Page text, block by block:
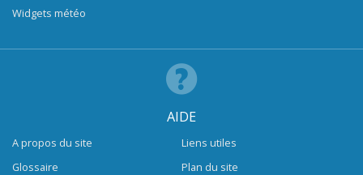
Widgets météo
AIDE
A propos du site
Glossaire
Liens utiles
Plan du site